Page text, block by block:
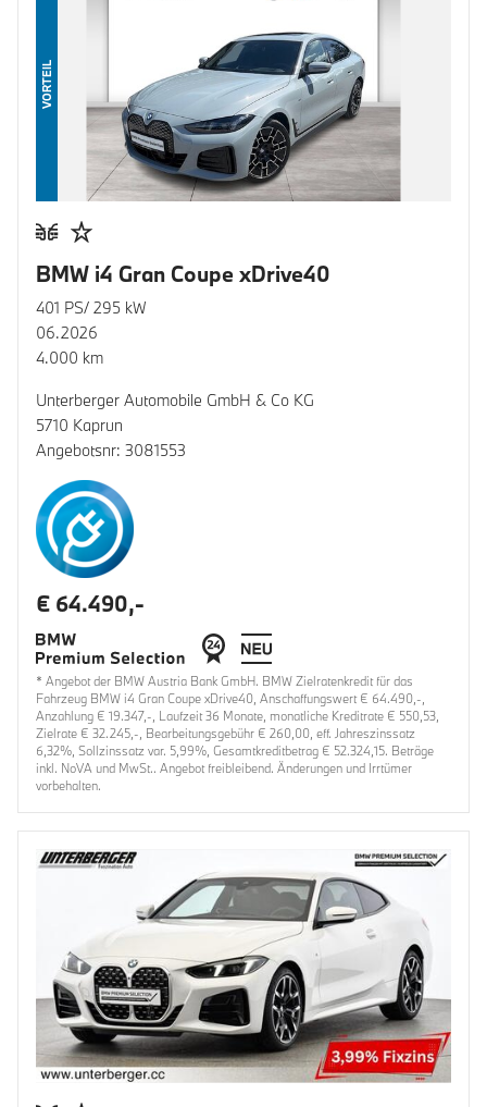
VORTEIL
BMW i4 Gran Coupe xDrive40
401 PS/ 295 kW
06.2026
4.000 km
Unterberger Automobile GmbH & Co KG
5710 Kaprun
Angebotsnr: 3081553
€ 64.490,-
* Angebot der BMW Austria Bank GmbH. BMW Zielratenkredit für das
Fahrzeug BMW i4 Gran Coupe xDrive40, Anschaffungswert € 64.490,-,
Anzahlung € 19.347,-, Laufzeit 36 Monate, monatliche Kreditrate € 550,53,
Zielrate € 32.245,-, Bearbeitungsgebühr € 260,00, eff. Jahreszinssatz
6,32%, Sollzinssatz var. 5,99%, Gesamtkreditbetrag € 52.324,15. Beträge
inkl. NoVA und MwSt.. Angebot freibleibend. Änderungen und Irrtümer
vorbehalten.